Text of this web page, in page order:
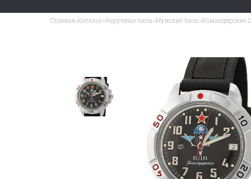
Главная>Каталог>Наручные часы>Мужские часы>Командирские 2